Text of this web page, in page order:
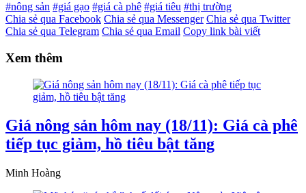
#nông sản #giá gạo #giá cà phê #giá tiêu #thị trường
Chia sẻ qua Facebook Chia sẻ qua Messenger Chia sẻ qua Twitter
Chia sẻ qua Telegram Chia sẻ qua Email Copy link bài viết
Xem thêm
Giá nông sản hôm nay (18/11): Giá cà phê
tiếp tục giảm, hồ tiêu bật tăng
Minh Hoàng